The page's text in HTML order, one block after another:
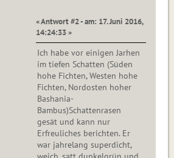
« Antwort #2 - am: 17. Juni 2016,
14:24:33 »
Ich habe vor einigen Jarhen
im tiefen Schatten (Süden
hohe Fichten, Westen hohe
Fichten, Nordosten hoher
Bashania-
Bambus)Schattenrasen
gesät und kann nur
Erfreuliches berichten. Er
war jahrelang superdicht,